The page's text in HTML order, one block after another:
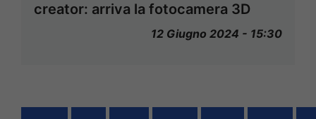
creator: arriva la fotocamera 3D
12 Giugno 2024 - 15:30